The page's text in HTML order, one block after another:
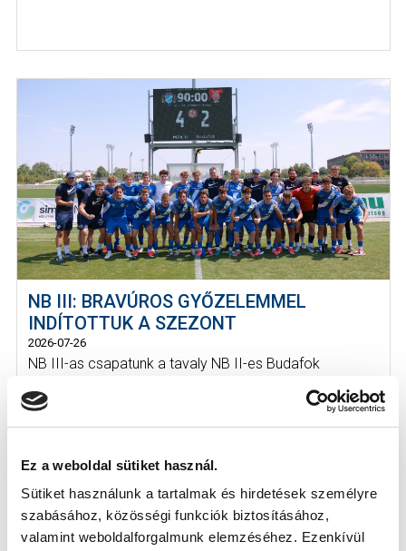
Ez a weboldal sütiket használ.
Sütiket használunk a tartalmak és hirdetések személyre
szabásához, közösségi funkciók biztosításához,
valamint weboldalforgalmunk elemzéséhez. Ezenkívül
NB III: BRAVÚROS GYŐZELEMMEL
INDÍTOTTUK A SZEZONT
2026-07-26
NB III-as csapatunk a tavaly NB II-es Budafok